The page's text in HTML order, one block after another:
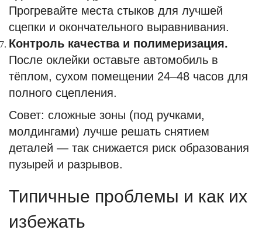
Прогревайте места стыков для лучшей
сцепки и окончательного выравнивания.
Контроль качества и полимеризация.
После оклейки оставьте автомобиль в
тёплом, сухом помещении 24–48 часов для
полного сцепления.
Совет: сложные зоны (под ручками,
молдингами) лучше решать снятием
деталей — так снижается риск образования
пузырей и разрывов.
Типичные проблемы и как их
избежать